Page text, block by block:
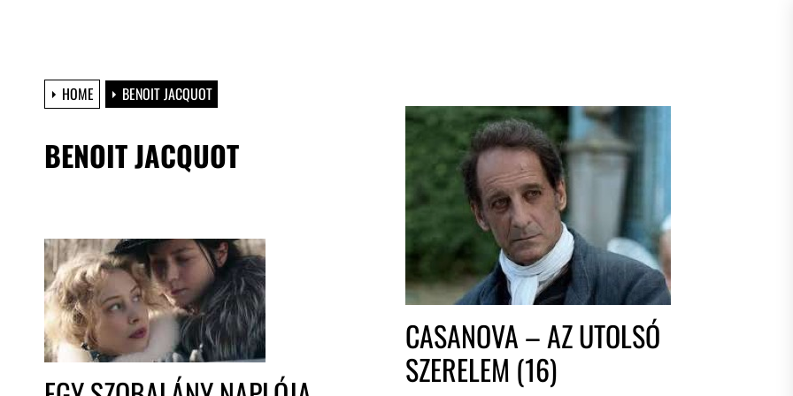
HOME BENOIT JACQUOT
BENOIT JACQUOT
CASANOVA – AZ UTOLSÓ
SZERELEM (16)